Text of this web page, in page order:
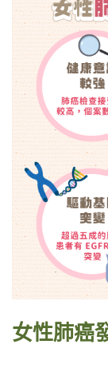
女性肺癌